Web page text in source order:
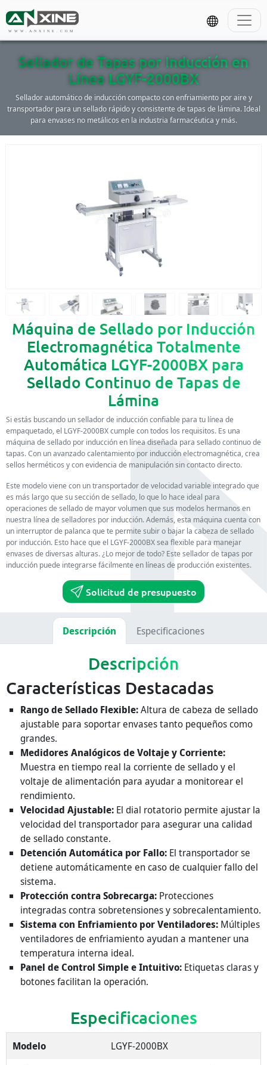
WWW.ANXINE.COM
Sellador de Tapas por Inducción en
Línea LGYF-2000BX
Sellador automático de inducción compacto con enfriamiento por aire y
transportador para un sellado rápido y consistente de tapas de lámina. Ideal
para envases no metálicos en la industria farmacéutica y más.
Máquina de Sellado por Inducción
Electromagnética Totalmente
Automática LGYF-2000BX para
Sellado Continuo de Tapas de
Lámina
Si estás buscando un sellador de inducción confiable para tu línea de
empaquetado, el LGYF-2000BX cumple con todos los requisitos. Es una
máquina de sellado por inducción en línea diseñada para sellado continuo de
tapas. Con un avanzado calentamiento por inducción electromagnética, crea
sellos herméticos y con evidencia de manipulación sin contacto directo.
Este modelo viene con un transportador de velocidad variable integrado que
es más largo que su sección de sellado, lo que lo hace ideal para
operaciones de sellado de mayor volumen que sus modelos hermanos en
nuestra línea de selladores por inducción. Además, esta máquina cuenta con
un interruptor de palanca que te permite subir o bajar la cabeza de sellado
por inducción. Esto hace que el LGYF-2000BX sea flexible para manejar
envases de diversas alturas. ¿Lo mejor de todo? Este sellador de tapas por
inducción puede integrarse fácilmente en líneas de producción existentes.
Solicitud de presupuesto
Descripción Especificaciones
Descripción
Características Destacadas
Rango de Sellado Flexible:Altura de cabeza de sellado
ajustable para soportar envases tanto pequeños como
grandes.
Medidores Analógicos de Voltaje y Corriente:
Muestra en tiempo real la corriente de sellado y el
voltaje de alimentación para ayudar a monitorear el
rendimiento.
Velocidad Ajustable: El dial rotatorio permite ajustar la
velocidad del transportador para asegurar una calidad
de sellado constante.
Detención Automática por Fallo: El transportador se
detiene automáticamente en caso de cualquier fallo del
sistema.
Protección contra Sobrecarga: Protecciones
integradas contra sobretensiones y sobrecalentamiento.
Sistema con Enfriamiento por Ventiladores: Múltiples
ventiladores de enfriamiento ayudan a mantener una
temperatura interna ideal.
Panel de Control Simple e Intuitivo: Etiquetas claras y
botones facilitan la operación.
Especificaciones
Modelo
LGYF-2000BX